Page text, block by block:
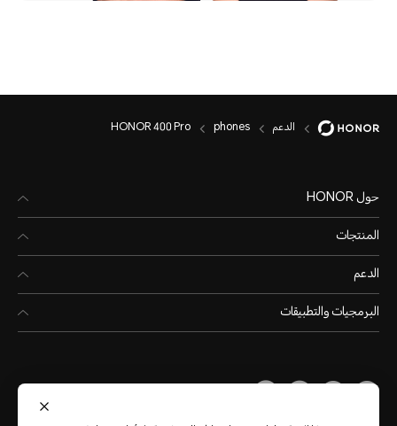
الدعم phones
HONOR 400 Pro
حول HONOR
المنتجات
الدعم
البرمجيات والتطبيقات